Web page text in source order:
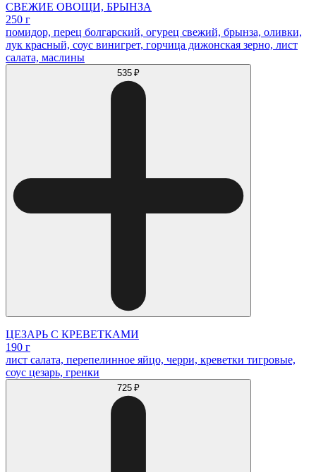
СВЕЖИЕ ОВОЩИ, БРЫНЗА
250 г
помидор, перец болгарский, огурец свежий, брынза, оливки,
лук красный, соус винигрет, горчица дижонская зерно, лист
салата, маслины
535 ₽
ЦЕЗАРЬ С КРЕВЕТКАМИ
190 г
лист салата, перепелинное яйцо, черри, креветки тигровые,
соус цезарь, гренки
725 ₽